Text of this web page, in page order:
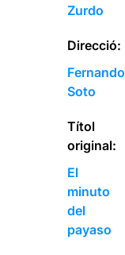
Zurdo
Direcció:
Fernando
Soto
Títol
original:
El
minuto
del
payaso